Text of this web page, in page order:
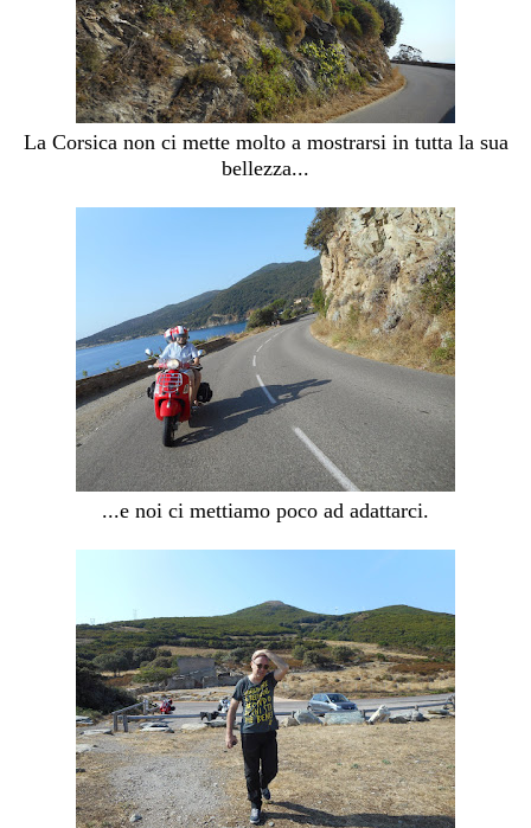
La Corsica non ci mette molto a mostrarsi in tutta la sua
bellezza...
...e noi ci mettiamo poco ad adattarci.